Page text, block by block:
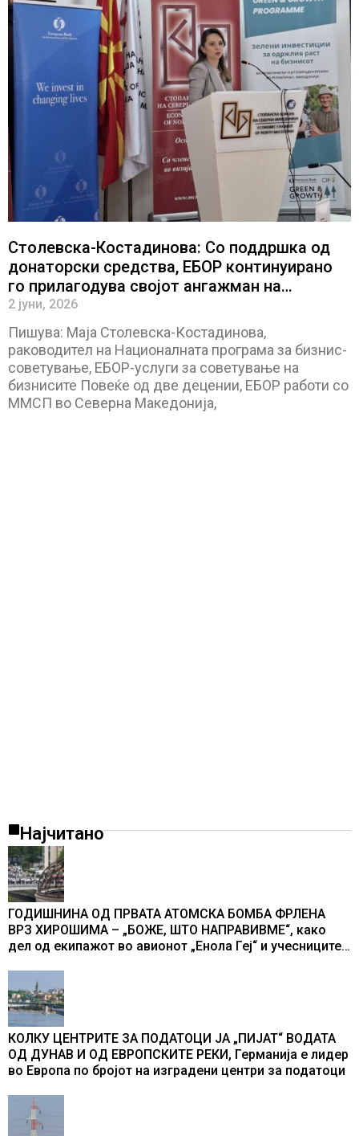
Столевска-Костадинова: Со поддршка од
донаторски средства, ЕБОР континуирано
го прилагодува својот ангажман на
потребите на бизнис-секторот
2 јуни, 2026
Пишува: Маја Столевска-Костадинова,
раководител на Националната програма за бизнис-
советување, ЕБОР-услуги за советување на
бизнисите Повеќе од две децении, ЕБОР работи со
ММСП во Северна Македонија,
Најчитано
ГОДИШНИНА ОД ПРВАТА АТОМСКА БОМБА ФРЛЕНА
ВРЗ ХИРОШИМА – „БОЖЕ, ШТО НАПРАВИВМЕ“, како
дел од екипажот во авионот „Енола Геј“ и учесниците
промени текот на историјата
КОЛКУ ЦЕНТРИТЕ ЗА ПОДАТОЦИ ЈА „ПИЈАТ“ ВОДАТА
ОД ДУНАВ И ОД ЕВРОПСКИТЕ РЕКИ, Германија е лидер
во Европа по бројот на изградени центри за податоци